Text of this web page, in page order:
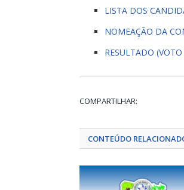
LISTA DOS
NOMEAÇÃO DA
RESULTADO
COMPARTILHAR:
CONTEÚDO